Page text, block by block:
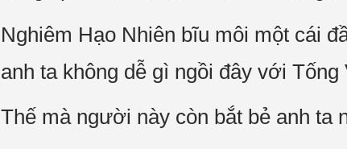
Nghiêm Hạo Nhiên bĩu môi một cái
anh ta không dễ gì ngồi đây với Tống
Thế mà người này còn bắt bẻ anh ta